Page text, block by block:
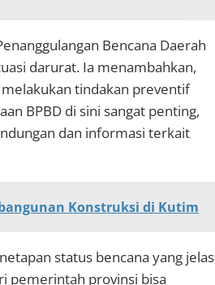
Bencana Daerah
darurat. Ia menambahkan,
tindakan preventif
BPBD di sini sangat penting,
dan informasi terkait
Konstruksi di Kutim
status bencana yang jelas
pemerintah provinsi bisa